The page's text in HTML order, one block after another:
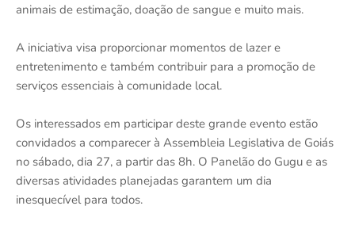
animais de estimação, doação de sangue e muito mais.
A iniciativa visa proporcionar momentos de lazer e
entretenimento e também contribuir para a promoção de
serviços essenciais à comunidade local.
Os interessados em participar deste grande evento estão
convidados a comparecer à Assembleia Legislativa de Goiás
no sábado, dia 27, a partir das 8h. O Panelão do Gugu e as
diversas atividades planejadas garantem um dia
inesquecível para todos.